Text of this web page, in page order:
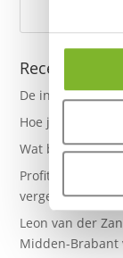
Recente
De invloed van
Hoe je matras
Wat betekent
Profita in Waalre
vergelijken
Leon van der
Midden-Brabant